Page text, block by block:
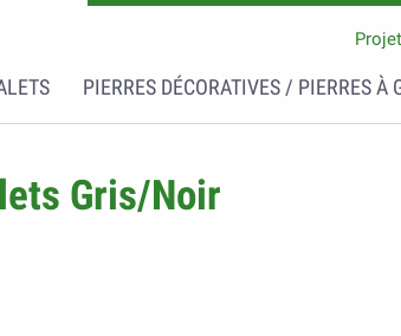
PIERRES DÉCORATIVES / PIERRES À
Gris/Noir